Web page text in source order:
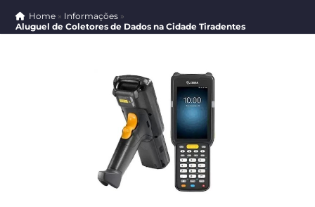
Home» Informações »
Aluguel de Coletores de Dados na Cidade Tiradentes